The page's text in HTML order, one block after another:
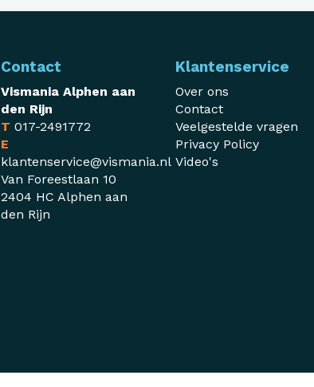
Contact
Vismania Alphen aan
den Rijn
T 017-2491772
E
klantenservice@vismania.nl
Van Foreestlaan 10
2404 HC Alphen aan
den Rijn
Klantenservice
Over ons
Contact
Veelgestelde vragen
Privacy Policy
Video's